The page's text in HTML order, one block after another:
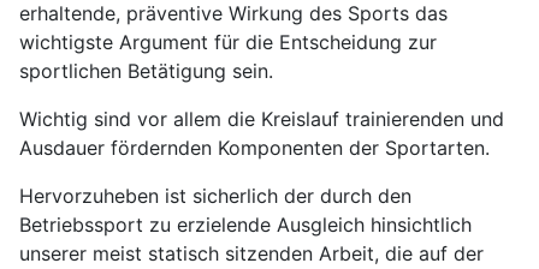
erhaltende, präventive Wirkung des Sports das
wichtigste Argument für die Entscheidung zur
sportlichen Betätigung sein.
Wichtig sind vor allem die Kreislauf trainierenden und
Ausdauer fördernden Komponenten der Sportarten.
Hervorzuheben ist sicherlich der durch den
Betriebssport zu erzielende Ausgleich hinsichtlich
unserer meist statisch sitzenden Arbeit, die auf der